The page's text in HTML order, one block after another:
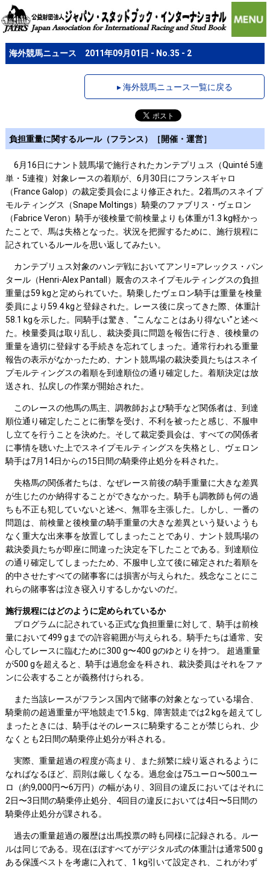
海外競馬ニュース 2011年09月01日 - No.35 - 2
▸ 海外競馬ニュース一覧に戻る
負担重量に関するルール（フランス）［開催・運営］
6月16日にナント競馬場で施行されたカンテプリュス（Quinté 5連
単・5連複）対象レースの着順が、6月30日にフランスギャロ
（France Galop）の裁定委員会により修正された。2着馬のスネイプ
モルティングス（Snape Moltings）騎乗のファブリス・ヴェロン
（Fabrice Veron）騎手が後検量で前検量よりも体重が1.3 kg軽かっ
たことで、馬は失格となった。状況を把握するために、施行規程に
記されているルールを思い返してみたい。
カンテプリュス対象のハンデ戦においてアンリ=アレックス・パン
タール（Henri-Alex Pantall）厩舎のスネイプモルティングスの負担
重量は59 kgと定められていた。騎乗したヴェロン騎手は重量を検量
委員により59.4 kgと登録された。レース後に戻ってきた際、体重計
58.1 kgを示した。同騎手は驚き、“こんなことはあり得ない”と述べ
た。検量委員は取り乱し、裁決委員に問題を報告に行き、後検量の
重量を適切に登録する手続きを忘れてしまった。通常行われる重量
報告の表示がなかったため、ナント競馬場の裁決委員たちはスネイ
プモルティングスの着順を到達順位の通り確定した。着順決定は放
送され、払戻しの作業が開始された。
このレースの他馬の馬主、調教師および騎手など関係者は、到達
順位通り確定したことに衝撃を受け、不利を被ったと感じ、不服申
し立てを行うことを決めた。そして裁定委員会は、すべての関係者
に事情を聴いた上でスネイプモルティングスを失格とし、ヴェロン
騎手は7月14日からの15日間の騎乗停止処分を科された。
失格馬の関係者たちは、なぜレース前後の騎手重量に大きな差異
が生じたのか納得することができなかった。騎手も調教師も何の過
ちも不正も犯していないと述べ、無罪を主張した。しかし、一番の
問題は、前検量と後検量の騎手重量の大きな差異という疑いようも
なく重大な出来事を放置してしまったことであり、ナント競馬場の
裁決委員たちが即座に間違った決定を下したことである。到達順位
の通り確定してしまったため、不服申し立て後に確定された着順を
的中させたすべての賭事客には損害が与えられた。残念なことにこ
れらの賭事客は泣き寝入りするしかないのだ。
施行規程にはどのように定められているか
プログラムに記されている正式な負担重量に対して、騎手は前検
量において499 gまでの許容範囲が与えられる。騎手たちは通常、安
心してレースに臨むために300 g〜400 gのゆとりを持つ。 超過重量
が500 gを超えると、騎手は過怠金を科され、裁決委員はそれをファ
ンに公表することが義務付けられる。
また当該レースがフランス国内で賭事の対象となっている場合、
騎乗前の超過重量が平地競走で1.5 kg、障害競走では2 kgを超えてし
まったときには、騎手はそのレースに騎乗することが禁じられ、少
なくとも2日間の騎乗停止処分が科される。
実際、重量超過の程度が高まり、また頻繁に繰り返されるように
なればなるほど、罰則は厳しくなる。過怠金は75ユーロ〜500ユー
ロ（約9,000円〜6万円）の幅があり、3回目の違反においてはそれに
2日〜3日間の騎乗停止処分、4回目の違反においては4日〜5日間の
騎乗停止処分が課される。
過去の重量超過の履歴は出馬投票の時も同様に記録される。ルー
ルは同じである。現在ほぼすべてがデジタル式の体重計は通常500 g
ある保護ベストを考慮に入れて、1 kg引いて設定され、これがわず